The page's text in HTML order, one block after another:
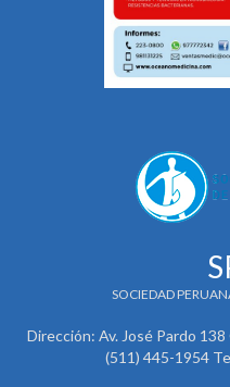
SOCIEDAD
Dirección: Av. José Pardo
(511) 445-1954